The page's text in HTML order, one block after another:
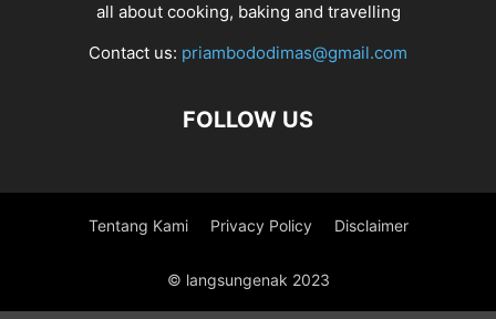
all about cooking, baking and travelling
Contact us: priambododimas@gmail.com
FOLLOW US
Tentang Kami Privacy Policy Disclaimer
© langsungenak 2023